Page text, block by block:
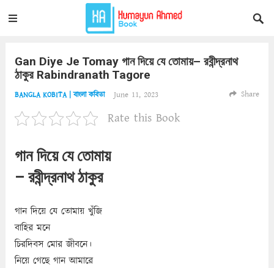
Gan Diye Je Tomay গান দিয়ে যে তোমায়– রবীন্দ্রনাথ
ঠাকুর Rabindranath Tagore
BANGLA KOBITA | বাংলা কবিতা June 11, 2023 Share
Rate this Book
গান দিয়ে যে তোমায়
– রবীন্দ্রনাথ ঠাকুর
গান দিয়ে যে তোমায় খুঁজি
বাহির মনে
চিরদিবস মোর জীবনে।
নিয়ে গেছে গান আমারে